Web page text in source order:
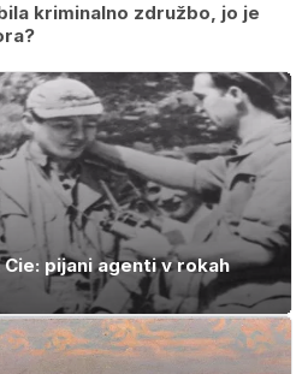
kriminalno združbo, jo je
pijani agenti v rokah